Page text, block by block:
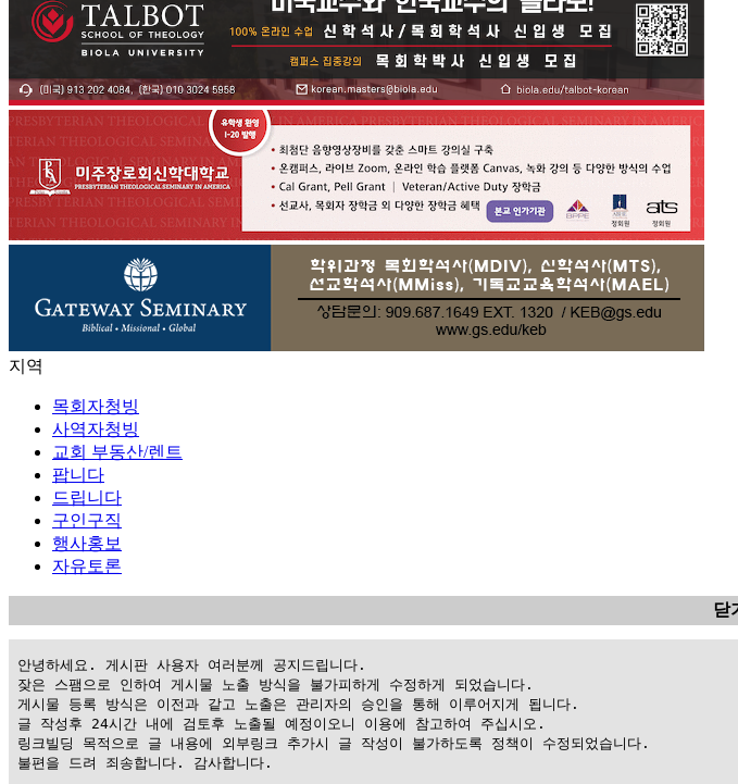
지역
목회자청빙
사역자청빙
교회 부동산/렌트
팝니다
드립니다
구인구직
행사홍보
자유토론
닫
안녕하세요. 게시판 사용자 여러분께 공지드립니다.
잦은 스팸으로 인하여 게시물 노출 방식을 불가피하게 수정하게 되었습니다.
게시물 등록 방식은 이전과 같고 노출은 관리자의 승인을 통해 이루어지게 됩니다.
글 작성후 24시간 내에 검토후 노출될 예정이오니 이용에 참고하여 주십시오.
링크빌딩 목적으로 글 내용에 외부링크 추가시 글 작성이 불가하도록 정책이 수정되었습니다.
불편을 드려 죄송합니다. 감사합니다.